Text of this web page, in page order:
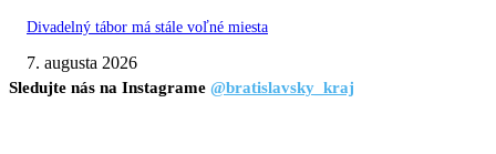
Divadelný tábor má stále voľné miesta
7. augusta 2026
Sledujte nás na Instagrame @bratislavsky_kraj